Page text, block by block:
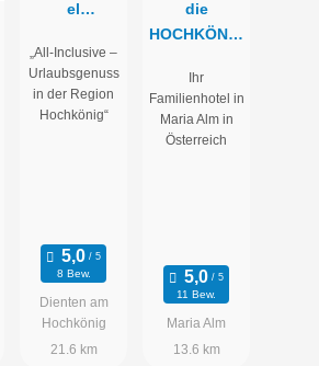
el
Hof
„All-Inclusive –
Urlaubsgenuss
in der Region
Hochkönig“
8 Bew.
Dienten am
Hochkönig
21.6 km
die
HOCHKÖNIG
Resort
Ihr
Familienhotel in
Maria Alm in
Österreich
11 Bew.
Maria Alm
13.6 km